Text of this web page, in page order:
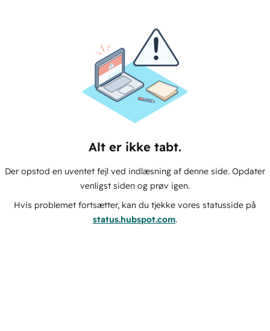
Alt er ikke tabt.
Der opstod en uventet fejl ved indlæsning af denne side. Opdater
venligst siden og prøv igen.
Hvis problemet fortsætter, kan du tjekke vores statusside på
status.hubspot.com.